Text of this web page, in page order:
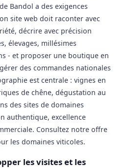
Bandol a des exigences
site web doit raconter avec
décrire avec précision
élevages, millésimes
- et proposer une boutique en
des commandes nationales
est centrale : vignes en
de chêne, dégustation au
des sites de domaines
authentique, excellence
Consultez notre offre
les domaines viticoles.
les visites et les